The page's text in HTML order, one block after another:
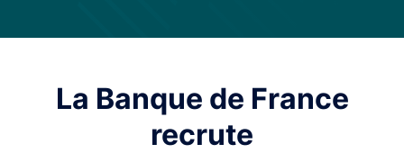
La Banque de France
recrute